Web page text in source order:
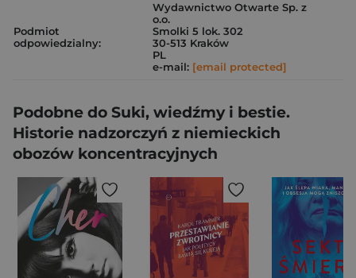
Podmiot
odpowiedzialny:
Wydawnictwo Otwarte Sp. z
o.o.
Smolki 5 lok. 302
30-513 Kraków
PL
e-mail: [email protected]
Podobne do Suki, wiedźmy i bestie.
Historie nadzorczyń z niemieckich
obozów koncentracyjnych